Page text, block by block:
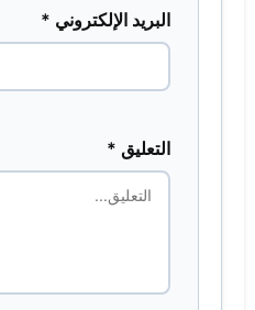
البريد الإلكتروني *
التعليق *